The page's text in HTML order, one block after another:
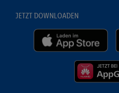
JETZT DOWNLOADEN